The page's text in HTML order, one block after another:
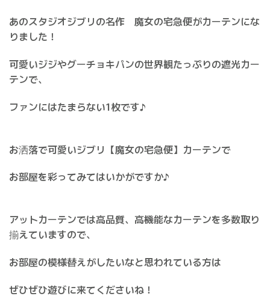
あのスタジオジブリの名作 魔女の宅急便がカーテンにな
りました！
可愛いジジやグーチョキパンの世界観たっぷりの遮光カー
テンで、
ファンにはたまらない1枚です♪
お洒落で可愛いジブリ【魔女の宅急便】カーテンで
お部屋を彩ってみてはいかがですか♪
アットカーテンでは高品質、高機能なカーテンを多数取り
揃えていますので、
お部屋の模様替えがしたいなと思われている方は
ぜひぜひ遊びに来てくださいね！